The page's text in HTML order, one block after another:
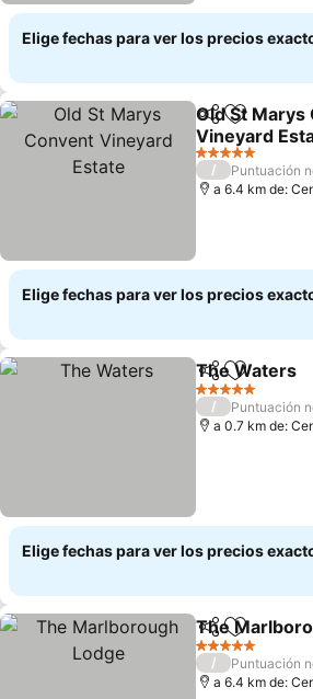
Elige fechas para ver los precios
Compartir
Agregar
Old St Marys
Vineyard
Ver precios
5 Estrellas
/
Puntuación
a 6.4 km de:
Elige fechas para ver los precios
Compartir
Agregar
The Waters
5 Estrellas
/
Puntuación
a 0.7 km de:
Elige fechas para ver los precios
Compartir
Agregar
The
5 Estrellas
/
Puntuación
a 6.4 km de: